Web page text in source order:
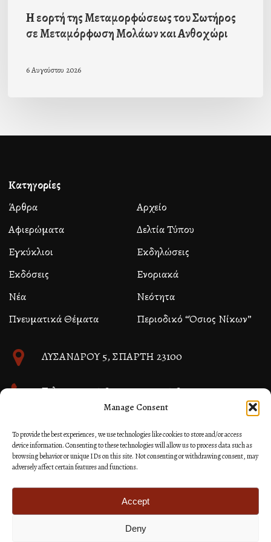
Manage Consent
To provide the best experiences, we use technologies like cookies to store and/or access
device information. Consenting to these technologies will allow us to process data such as
browsing behavior or unique IDs on this site. Not consenting or withdrawing consent, may
adversely affect certain features and functions.
Accept
Deny
Η εορτή της Μεταμορφώσεως του Σωτήρος
σε Μεταμόρφωση Μολάων και Ανθοχώρι
6 Αυγούστου 2026
Κατηγορίες
Άρθρα
Αρχείο
Αφιερώματα
Δελτία Τύπου
Εγκύκλιοι
Εκδηλώσεις
Εκδόσεις
Ενοριακά
Νέα
Νεότητα
Πνευματικά Θέματα
Περιοδικό “Όσιος Νίκων”
ΛΥΣΑΝΔΡΟΥ 5, ΣΠΑΡΤΗ 23100
Τηλ. 27310 26580 και 27310 26581
Κατασκευή Ιστοσελίδων Site as you GO: Falcon από